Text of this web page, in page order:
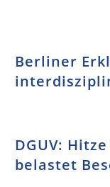
Berliner
DGUV:
belastet